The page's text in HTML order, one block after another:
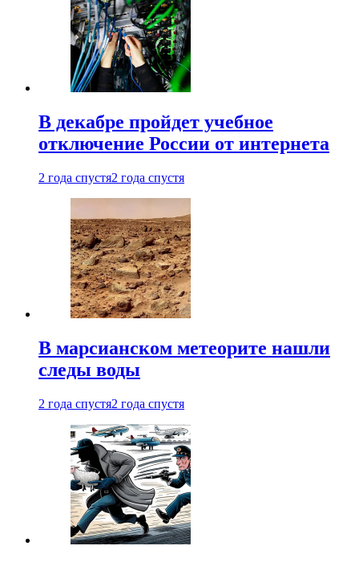
В декабре пройдет учебное
отключение России от интернета
2 года спустя2 года спустя
В марсианском метеорите нашли
следы воды
2 года спустя2 года спустя